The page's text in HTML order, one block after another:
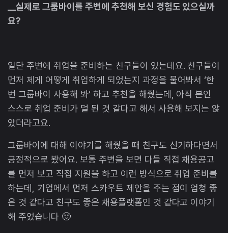
__실제로 그룹바이를 주변에 추천해 보신 경험도 있으실까
요?
일단 주변에 취업을 준비하는 친구들이 있는데요. 친구들이
먼저 제게 어떻게 취업하게 되었는지 과정을 물어봐서 ‘한
번 그룹바이 사용해 봐’ 하고 추천을 해줬는데, 아직 본인
스스로 취업 준비가 덜 된 것 같다고 해서 사용해 보지는 않
았더라고요.
그룹바이에 대해 이야기를 해줬을 때 친구도 신기하다면서
긍정적으로 봤어요. 보통 주변을 보면 다들 직접 채용공고
를 먼저 보고 직접 지원을 하고 이런 방식으로 취업 준비를
하는데, 기업에서 먼저 스카우트 제안을 주는 점이 엄청 좋
은 것 같다고 친구도 좋은 채용플랫폼인 것 같다고 이야기
해 주었습니다 🙂